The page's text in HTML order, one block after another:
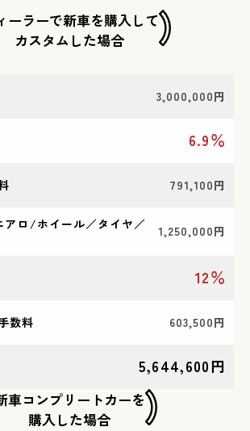
ーラーで新車を購入して
​​​​​​​カスタムした場合​​​​​​​
3,000,000円
6.9％
791,100円
アロ/ホイール／タイヤ／
1,250,000円
12％
数料 603,500円
5,644,600円
車コンプリートカーを
​​​​​​​購入した場合